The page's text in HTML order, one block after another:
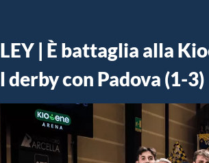
| È battaglia alla
derby con Padova (1-3)